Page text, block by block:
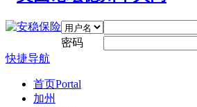
密码
快捷导航
首页Portal
加州